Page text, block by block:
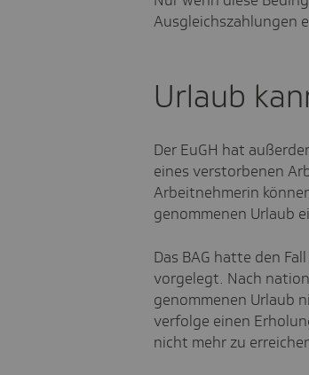
Ausgleichszahlungen
Urlaub
Der EuGH hat
eines verstorbenen
Arbeitnehmerin
genommenen Urlaub
Das BAG hatte den
vorgelegt. Nach
genommenen Urlaub
verfolge einen
nicht mehr zu